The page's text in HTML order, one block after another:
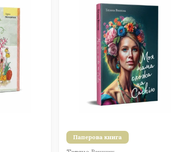
Паперова книга